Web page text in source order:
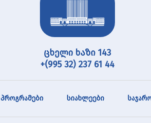
ცხელი ხაზი 143
+(995 32) 237 61 44
პროგრამები სიახლეები